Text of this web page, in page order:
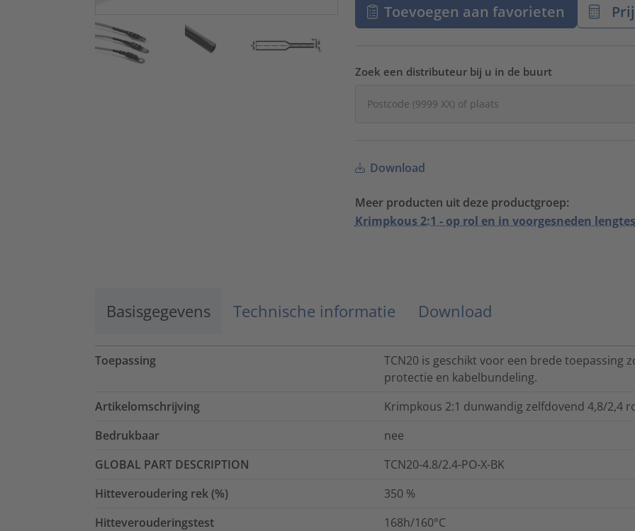
Toevoegen aan favorieten
Zoek een distributeur bij u in de buurt
Download
Meer producten uit deze productgroep:
Krimpkous 2:1 - op rol en in voorgesneden lengtes
Basisgegevens Technische informatie Download
Toepassing
TCN20 is geschikt voor een brede toepassing
protectie en kabelbundeling.
Artikelomschrijving
Krimpkous 2:1 dunwandig zelfdovend 4,8/2,4
Bedrukbaar
nee
GLOBAL PART DESCRIPTION
TCN20-4.8/2.4-PO-X-BK
Hitteveroudering rek (%)
350 %
Hitteverouderingstest
168h/160°C